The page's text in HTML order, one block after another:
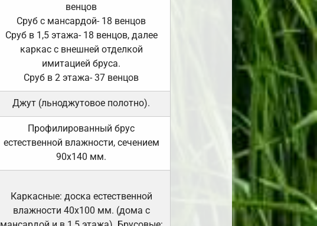
венцов
Сруб с мансардой- 18 венцов
Сруб в 1,5 этажа- 18 венцов, далее
каркас с внешней отделкой
имитацией бруса.
Сруб в 2 этажа- 37 венцов
Джут (льноджутовое полотно).
Профилированный брус
естественной влажности, сечением
90х140 мм.
Каркасные: доска естественной
влажности 40х100 мм. (дома с